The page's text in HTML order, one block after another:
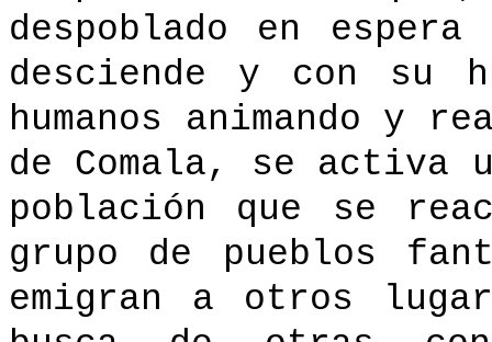
despoblado en
desciende y con su
humanos animando y
de Comala, se activa
población que se
grupo de pueblos
emigran a otros